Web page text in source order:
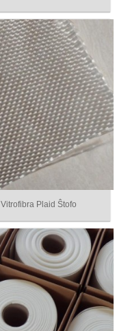
Vitrofibra Plaid Ŝtofo